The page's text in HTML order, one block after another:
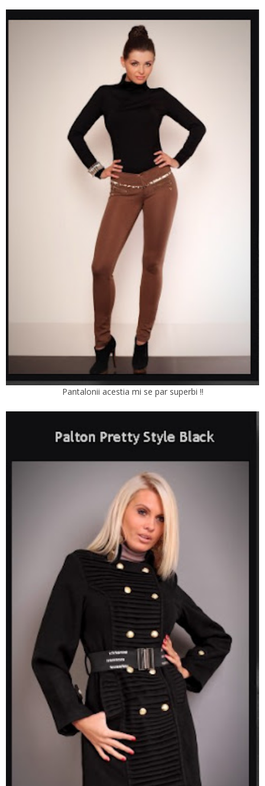
Pantalonii acestia mi se par superbi !!